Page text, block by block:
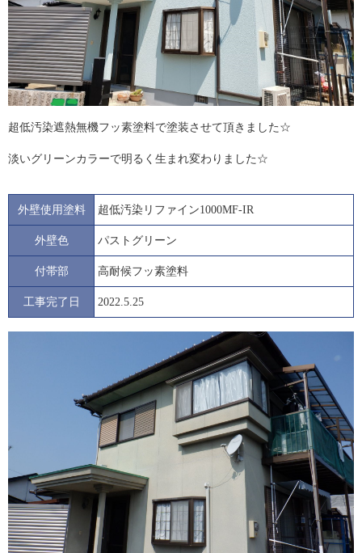
超低汚染遮熱無機フッ素塗料で塗装させて頂きました☆
淡いグリーンカラーで明るく生まれ変わりました☆
外壁使用塗料 超低汚染リファイン1000MF-IR
外壁色 パストグリーン
付帯部 高耐候フッ素塗料
工事完了日 2022.5.25